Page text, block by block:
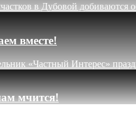
в Дубовой добиваются
вместе!
«Частный Интерес»
мчится!